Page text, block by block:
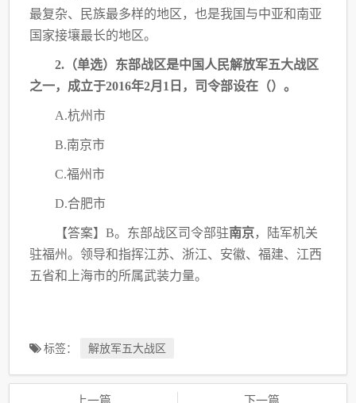
最复杂、民族最多样的地区，也是我国与中亚和南亚
国家接壤最长的地区。
2.（单选）东部战区是中国人民解放军五大战区
之一，成立于2016年2月1日，司令部设在（）。
A.杭州市
B.南京市
C.福州市
D.合肥市
【答案】B。东部战区司令部驻南京，陆军机关
驻福州。领导和指挥江苏、浙江、安徽、福建、江西
五省和上海市的所属武装力量。
标签： 解放军五大战区
上一篇 下一篇